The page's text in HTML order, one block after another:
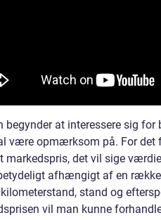
begynder at interessere sig
være opmærksom på. For det
markedspris, det vil sige
afhængigt af en
stand og
vil man kunne